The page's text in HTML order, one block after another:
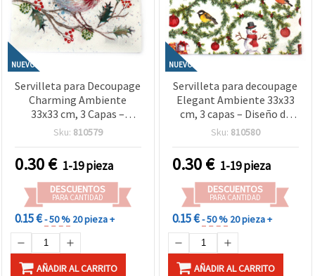
NUEVO
Servilleta para Decoupage
Charming Ambiente
33x33 cm, 3 Capas –
Diseño Petirrojo Invernal,
Scrapbooking, Decoración
Navideña y Regalos
Hechos a Mano
Sku: 810579
0.30€ 1-19 pieza
DESCUENTOS
PARA CANTIDAD
0.15 €- 50 % 20 pieza +
AÑADIR AL CARRITO
NUEVO
Servilleta para decoupage
Elegant Ambiente 33x33
cm, 3 capas – Diseño de
anillos con ramas de pino,
de invierno, decoración
navideña y scrapbooking
DIY
Sku: 810580
0.30€ 1-19 pieza
DESCUENTOS
PARA CANTIDAD
0.15 €- 50 % 20 pieza +
AÑADIR AL CARRITO